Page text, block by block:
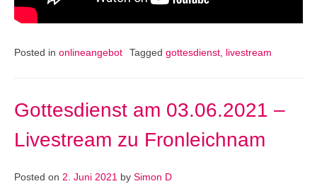
Posted in onlineangebot Tagged gottesdienst, livestream
Gottesdienst am 03.06.2021 –
Livestream zu Fronleichnam
Posted on 2. Juni 2021 by Simon D